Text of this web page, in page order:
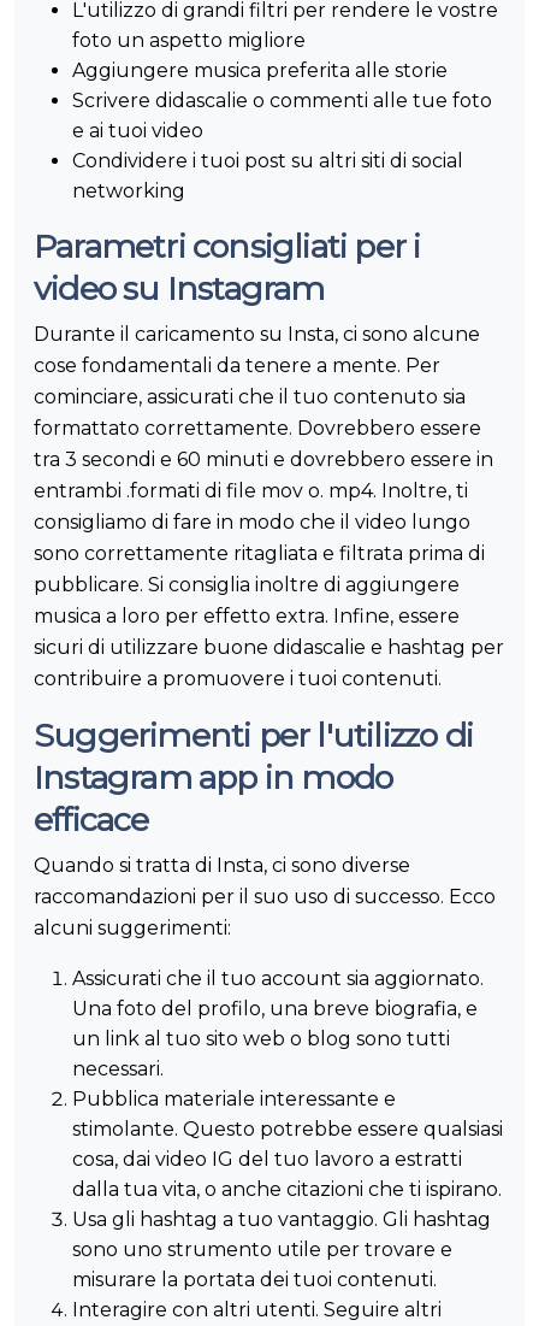
L'utilizzo di grandi filtri per rendere le vostre
foto un aspetto migliore
Aggiungere musica preferita alle storie
Scrivere didascalie o commenti alle tue foto
e ai tuoi video
Condividere i tuoi post su altri siti di social
networking
Parametri consigliati per i
video su Instagram
Durante il caricamento su Insta, ci sono alcune
cose fondamentali da tenere a mente. Per
cominciare, assicurati che il tuo contenuto sia
formattato correttamente. Dovrebbero essere
tra 3 secondi e 60 minuti e dovrebbero essere in
entrambi .formati di file mov o. mp4. Inoltre, ti
consigliamo di fare in modo che il video lungo
sono correttamente ritagliata e filtrata prima di
pubblicare. Si consiglia inoltre di aggiungere
musica a loro per effetto extra. Infine, essere
sicuri di utilizzare buone didascalie e hashtag per
contribuire a promuovere i tuoi contenuti.
Suggerimenti per l'utilizzo di
Instagram app in modo
efficace
Quando si tratta di Insta, ci sono diverse
raccomandazioni per il suo uso di successo. Ecco
alcuni suggerimenti:
Assicurati che il tuo account sia aggiornato.
Una foto del profilo, una breve biografia, e
un link al tuo sito web o blog sono tutti
necessari.
Pubblica materiale interessante e
stimolante. Questo potrebbe essere qualsiasi
cosa, dai video IG del tuo lavoro a estratti
dalla tua vita, o anche citazioni che ti ispirano.
Usa gli hashtag a tuo vantaggio. Gli hashtag
sono uno strumento utile per trovare e
misurare la portata dei tuoi contenuti.
Interagire con altri utenti. Seguire altri